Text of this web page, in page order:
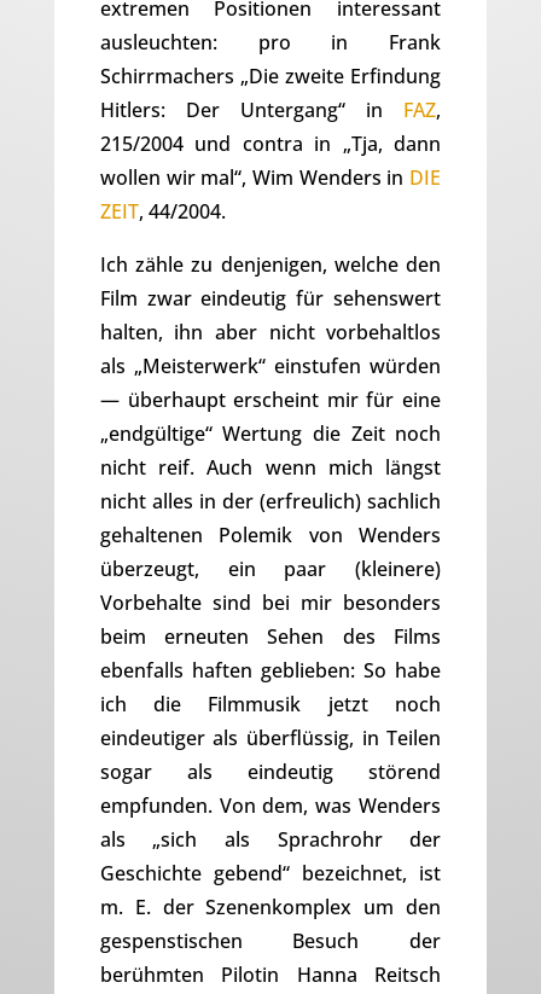
extremen Positionen interessant
ausleuchten: pro in Frank
Schirrmachers „Die zweite Erfindung
Hitlers: Der Untergang“ in FAZ,
215/2004 und contra in „Tja, dann
wollen wir mal“, Wim Wenders in DIE
ZEIT, 44/2004.
Ich zähle zu denjenigen, welche den
Film zwar eindeutig für sehenswert
halten, ihn aber nicht vorbehaltlos
als „Meisterwerk“ einstufen würden
— überhaupt erscheint mir für eine
„endgültige“ Wertung die Zeit noch
nicht reif. Auch wenn mich längst
nicht alles in der (erfreulich) sachlich
gehaltenen Polemik von Wenders
überzeugt, ein paar (kleinere)
Vorbehalte sind bei mir besonders
beim erneuten Sehen des Films
ebenfalls haften geblieben: So habe
ich die Filmmusik jetzt noch
eindeutiger als überflüssig, in Teilen
sogar als eindeutig störend
empfunden. Von dem, was Wenders
als „sich als Sprachrohr der
Geschichte gebend“ bezeichnet, ist
m. E. der Szenenkomplex um den
gespenstischen Besuch der
berühmten Pilotin Hanna Reitsch